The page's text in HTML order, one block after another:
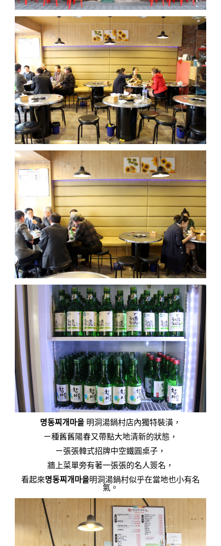
명동찌개마을 明洞湯鍋村店內獨特裝潢，
ㄧ種舊舊陽春又帶點大地清新的狀態，
ㄧ張張韓式招牌中空鐵圓桌子，
牆上菜單旁有著一張張的名人簽名，
看起來명동찌개마을明洞湯鍋村似乎在當地也小有名
氣。